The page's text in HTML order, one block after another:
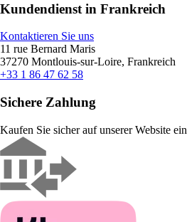
Kundendienst in Frankreich
Kontaktieren Sie uns
11 rue Bernard Maris
37270 Montlouis-sur-Loire, Frankreich
+33 1 86 47 62 58
Sichere Zahlung
Kaufen Sie sicher auf unserer Website ein